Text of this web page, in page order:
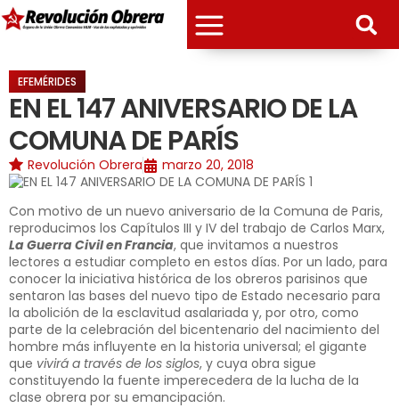
EFEMÉRIDES
EN EL 147 ANIVERSARIO DE LA
COMUNA DE PARÍS
Revolución Obrera marzo 20, 2018
Con motivo de un nuevo aniversario de la Comuna de Paris,
reproducimos los Capítulos III y IV del trabajo de Carlos Marx,
La Guerra Civil en Francia, que invitamos a nuestros
lectores a estudiar completo en estos días. Por un lado, para
conocer la iniciativa histórica de los obreros parisinos que
sentaron las bases del nuevo tipo de Estado necesario para
la abolición de la esclavitud asalariada y, por otro, como
parte de la celebración del bicentenario del nacimiento del
hombre más influyente en la historia universal; el gigante
que vivirá a través de los siglos, y cuya obra sigue
constituyendo la fuente imperecedera de la lucha de la
clase obrera por su emancipación.